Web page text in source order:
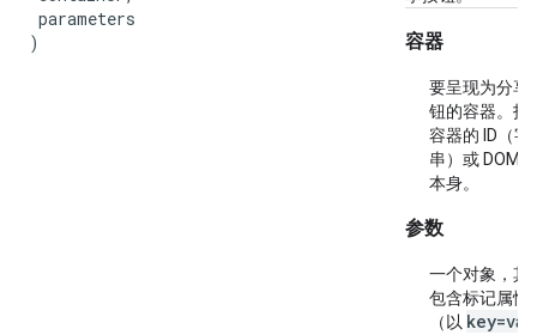
parameters
)
容器
要呈现为分享
钮的容器。指
容器的 ID（字
串）或 DOM
本身。
参数
一个对象，其
包含标记属性
（以